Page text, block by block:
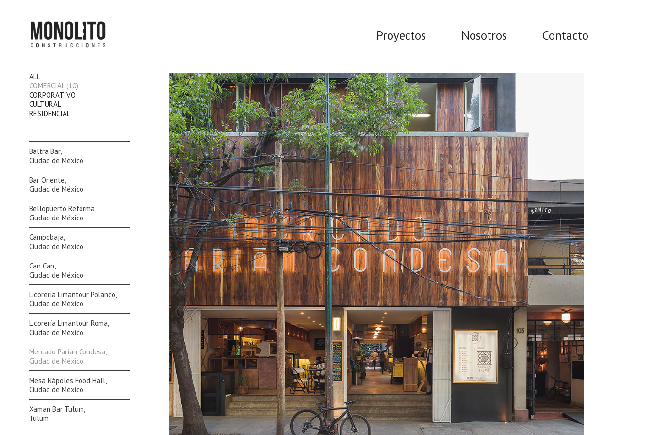
Proyectos Nosotros Contacto
ALL
COMERCIAL (10)
CORPORATIVO
CULTURAL
RESIDENCIAL
Baltra Bar,
Ciudad de México
Bar Oriente,
Ciudad de México
Bellopuerto Reforma,
Ciudad de México
Campobaja,
Ciudad de México
Can Can,
Ciudad de México
Licorería Limantour Polanco,
Ciudad de México
Licorería Limantour Roma,
Ciudad de México
Mercado Parían Condesa,
Ciudad de México
Mesa Nápoles Food Hall,
Ciudad de México
Xaman Bar Tulum,
Tulum